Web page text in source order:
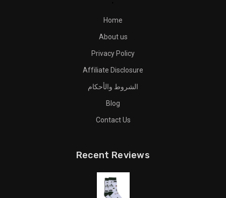
Home
About us
Privacy Policy
Affiliate Disclosure
الشروط والأحكام
Blog
Contact Us
Recent Reviews